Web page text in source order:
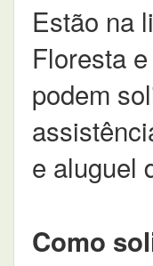
Estão na
Floresta
podem
e aluguel
Como